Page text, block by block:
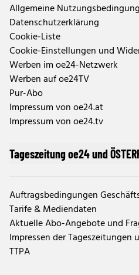
Allgemeine
Datenschutzerklärung
Cookie-Liste
Cookie-Einstellungen und
Werben im oe24-Netzwerk
Werben auf oe24TV
Pur-Abo
Impressum von oe24.at
Impressum von oe24.tv
Tageszeitung oe24 und
Auftragsbedingungen
Tarife & Mediendaten
Aktuelle Abo-Angebote und
Impressen der Tageszeitungen
TTPA